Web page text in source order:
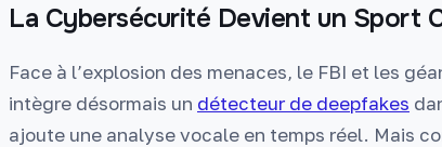
La Cybersécurité Devient un Sport
Face à l’explosion des menaces, le FBI et les
intègre désormais un détecteur de deepfakes
ajoute une analyse vocale en temps réel. Mais